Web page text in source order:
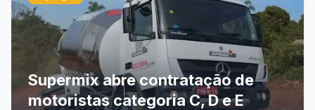
Supermix abre contratação de
motoristas categoria C, D e E